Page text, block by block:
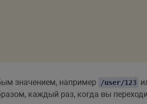
значением, например /user/123
каждый раз, когда вы